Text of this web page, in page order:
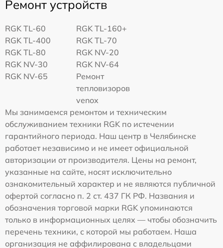
Ремонт устройств
RGK TL-60
RGK TL-160+
RGK TL-400
RGK TL-70
RGK TL-80
RGK NV-20
RGK NV-30
RGK NV-64
RGK NV-65
Ремонт
тепловизоров
venox
Мы занимаемся ремонтом и техническим
обслуживанием техники RGK по истечении
гарантийного периода. Наш центр в Челябинске
работает независимо и не имеет официальной
авторизации от производителя. Цены на ремонт,
указанные на сайте, носят исключительно
ознакомительный характер и не являются публичной
офертой согласно п. 2 ст. 437 ГК РФ. Названия и
обозначения торговой марки RGK упоминаются
только в информационных целях — чтобы обозначить
перечень техники, с которой мы работаем. Наша
организация не аффилирована с владельцами